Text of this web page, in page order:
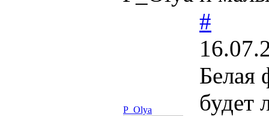
P_Olya
#
Белая
будет